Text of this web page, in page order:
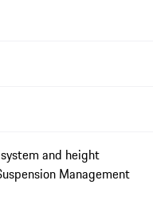
and height
Management